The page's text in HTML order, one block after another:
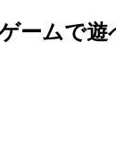
ームで遊